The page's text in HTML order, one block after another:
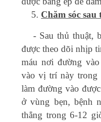
Chăm sóc
- Sau thủ thuật,
được theo dõi nhịp
máu nơi đường
vào vị trí này trong
làm đường vào
ở vùng bẹn, bệnh
thẳng trong 6-12